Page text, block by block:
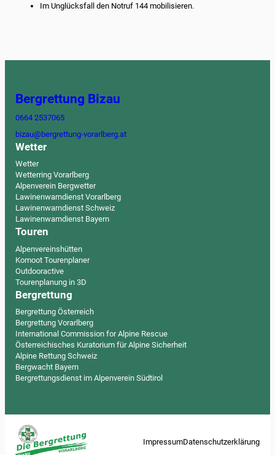
Im Unglücksfall den Notruf 144 mobilisieren.
Bergrettung Bizau
0664 2537065
bizau@bergrettung-vorarlberg.at
Wetter
Wetter
Wetterring Vorarlberg
Alpenverein Bergwetter
Lawinenwarndienst Vorarlberg
Lawinenwarndienst Schweiz
Lawinenwarndienst Bayern
Touren
Alpenvereinshütten
Komoot Tourenplaner
Outdooractive
Tourenplanung in 3D
Bergrettung
Bergrettung Österreich
Bergrettung Vorarlberg
International Commission for Alpine Rescue
Österreichisches Kuratorium für Alpine Sicherheit
Alpine Rettung Schweiz
Bergwacht Bayern
Bergrettungsdienst im Alpenverein Südtirol
ImpressumDatenschutzerklärung